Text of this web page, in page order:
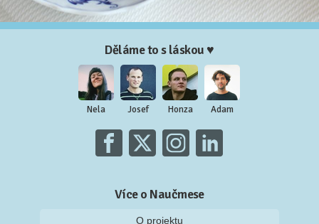
Děláme to s láskou ♥
Nela Josef Honza Adam
Více o Naučmese
O projektu